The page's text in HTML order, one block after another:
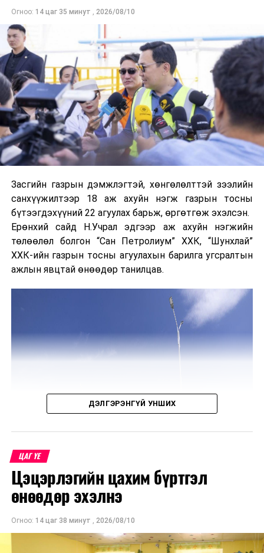
ач холбогдол
бүхий ашигт
малтмалын
ордын
төрийн
эзэмшлийн
хувь,
хэмжээг
орлуулах
Их Хурлын
тогтоолын
төсөл/
Засгийн газар
2024.12.25-ны
өдөр өргөн
мэдүүлсэн,
хэлэлцүүлэг
Эдийн
засгийн
хүргүүлнэ./
тооны бус
тухай асуудал
· Байнгын
Огноо: 14 цаг 35 минут , 2026/08/10
Засгийн газрын дэмжлэгтэй, хөнгөлөлттэй зээлийн
санхүүжилтээр 18 аж ахуйн нэгж газрын тосны
бүтээгдэхүүний 22 агуулах барьж, өргөтгөж эхэлсэн.
Ерөнхий сайд Н.Учрал эдгээр аж ахуйн нэгжийн
төлөөлөл болгон “Сан Петролиум” ХХК, “Шунхлай”
ХХК-ийн газрын тосны агуулахын барилга угсралтын
ажлын явцтай өнөөдөр танилцав.
ДЭЛГЭРЭНГҮЙ УНШИХ
ЦАГ ҮЕ
Цэцэрлэгийн цахим бүртгэл
өнөөдөр эхэлнэ
Огноо: 14 цаг 38 минут , 2026/08/10